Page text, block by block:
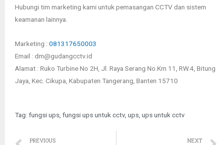
Hubungi tim marketing kami untuk pemasangan CCTV dan sistem
keamanan lainnya.
Marketing : 081317650003
Email : dm@gudangcctv.id
Alamat : Ruko Turbine No 2H, Jl. Raya Serang No.Km 11, RW.4, Bitung
Jaya, Kec. Cikupa, Kabupaten Tangerang, Banten 15710
Tag: fungsi ups fungsi ups untuk cctv, ups ups untuk cctv
PREVIOUS NEXT